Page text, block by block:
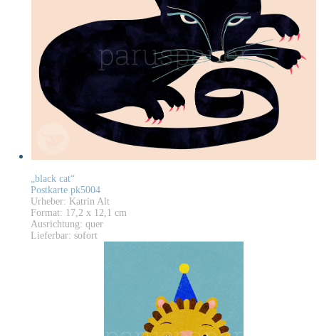
„black cat“
Postkarte pk5004
Urheber: Katrin Alt
Format: 17,2 x 12,1 cm
Ausrichtung: quer
Lieferbar: sofort